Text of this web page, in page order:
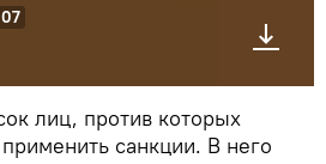
лиц, против которых
санкции. В него